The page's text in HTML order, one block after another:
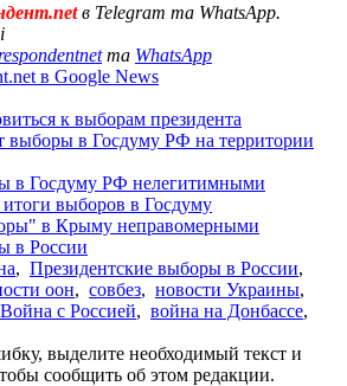
в Telegram та WhatsApp.
та WhatsApp
в Google News
к выборам президента
выборы в Госдуму РФ на территории
в Госдуму РФ нелегитимными
выборов в Госдуму
в Крыму неправомерными
в России
, Президентские выборы в России,
оон, совбез, новости Украины,
Война с Россией, война на Донбассе,
выделите необходимый текст и
сообщить об этом редакции.